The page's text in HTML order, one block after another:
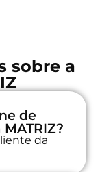
sobre a
de
da